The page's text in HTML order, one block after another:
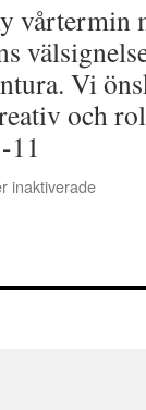
Vi
och
11
inaktiveradeför